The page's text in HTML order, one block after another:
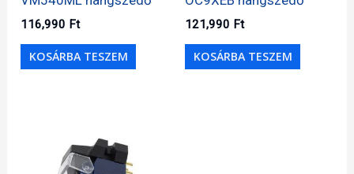
116,990 Ft
KOSÁRBA TESZEM
121,990 Ft
KOSÁRBA TESZEM